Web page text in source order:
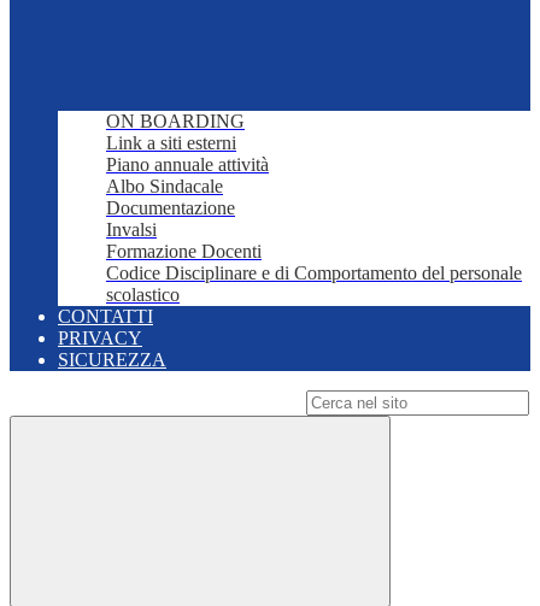
ON BOARDING
Link a siti esterni
Piano annuale attività
Albo Sindacale
Documentazione
Invalsi
Formazione Docenti
Codice Disciplinare e di Comportamento del personale
scolastico
CONTATTI
PRIVACY
SICUREZZA